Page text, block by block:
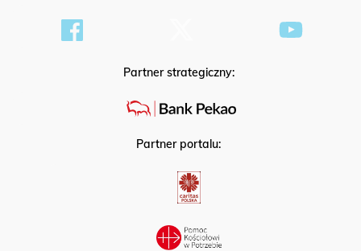
Partner strategiczny:
Partner portalu: